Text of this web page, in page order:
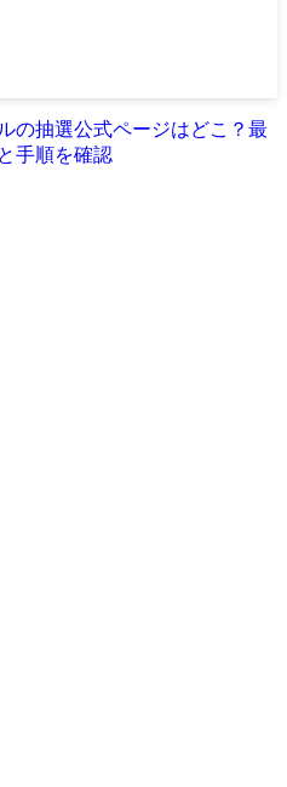
の抽選公式ページはどこ？最
手順を確認